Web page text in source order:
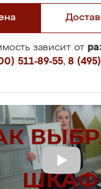
зависит от
511-89-55, 8